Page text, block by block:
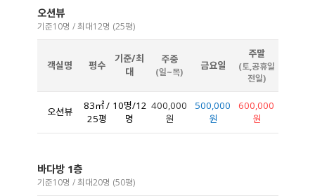
오션뷰
기준10명 / 최대12명 (25평)
객실명 평수
기준/최
대
주중
(일~목)
금요일
주말
(토,공휴일
전일)
오션뷰
83㎡ /
25평
10명/12
명
400,000
원
500,000
원
600,000
원
바다방 1층
기준10명 / 최대20명 (50평)